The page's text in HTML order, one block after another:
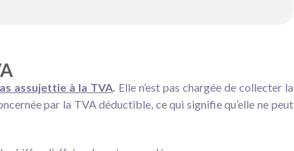
assujettie à la TVA Elle n’est pas chargée de collecter la
par la TVA déductible, ce qui signifie qu’elle ne peut